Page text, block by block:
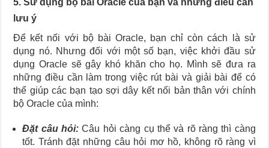
5. Sử dụng bộ bài Oracle của bạn và những điều cần
lưu ý
Để kết nối với bộ bài Oracle, bạn chỉ còn cách là sử
dụng nó. Nhưng đối với một số bạn, việc khởi đầu sử
dụng Oracle sẽ gây khó khăn cho họ. Mình sẽ đưa ra
những điều cần làm trong việc rút bài và giải bài để có
thể giúp các bạn tạo sợi dây kết nối bản thân với chính
bộ Oracle của mình:
Đặt câu hỏi: Câu hỏi càng cụ thể và rõ ràng thì càng
tốt. Tránh đặt những câu hỏi mơ hồ, không rõ ràng vì